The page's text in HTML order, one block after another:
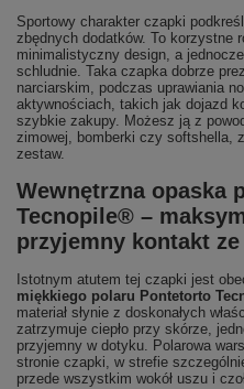
Sportowy charakter czapki
zbędnych dodatków. To korzystne
minimalistyczny design, a
schludnie. Taka czapka dobrze
narciarskim, podczas uprawiania
aktywnościach, takich jak dojazd
szybkie zakupy. Możesz ją z
zimowej, bomberki czy softshella,
zestaw.
Wewnętrzna opaska
Tecnopile® –
przyjemny kontakt
Istotnym atutem tej czapki jest
miękkiego polaru Pontetorto
materiał słynie z doskonałych
zatrzymuje ciepło przy skórze,
przyjemny w dotyku. Polarowa
stronie czapki, w strefie
przede wszystkim wokół uszu i